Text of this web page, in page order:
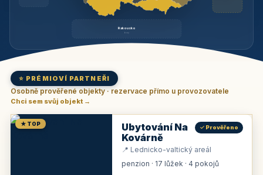
Rakousko
brzy
⭐ PRÉMIOVÍ PARTNEŘI
Osobně prověřené objekty · rezervace přímo u provozovatele
Chci sem svůj objekt →
★ TOP
Ubytování Na
Kovárně
✓ Prověřeno
📍 Lednicko-valtický areál
penzion · 17 lůžek · 4 pokojů